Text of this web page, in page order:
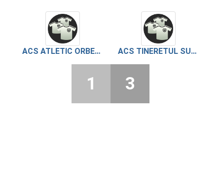
ACS ATLETIC ORBEASCA ACS TINERETUL SUHAIA
1 3